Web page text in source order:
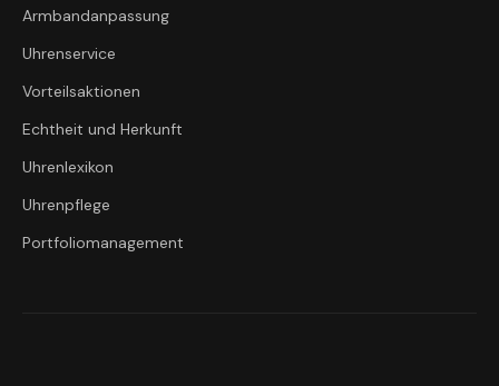
Armbandanpassung
Uhrenservice
Vorteilsaktionen
Echtheit und Herkunft
Uhrenlexikon
Uhrenpflege
Portfoliomanagement